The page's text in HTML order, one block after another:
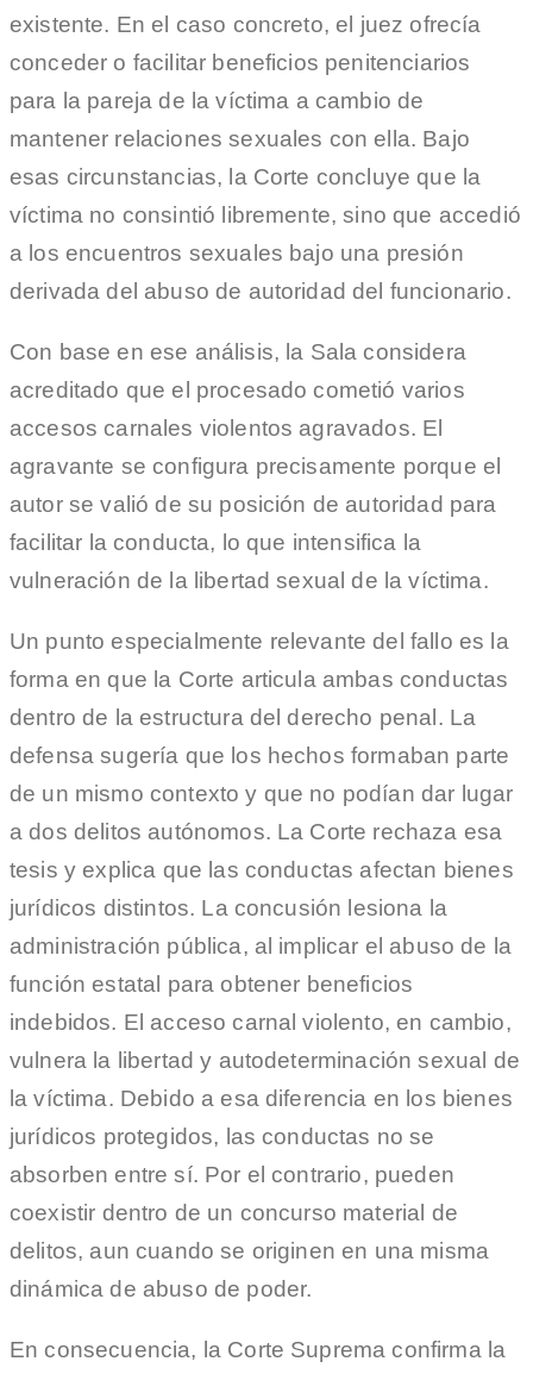
existente. En el caso concreto, el juez ofrecía
conceder o facilitar beneficios penitenciarios
para la pareja de la víctima a cambio de
mantener relaciones sexuales con ella. Bajo
esas circunstancias, la Corte concluye que la
víctima no consintió libremente, sino que accedió
a los encuentros sexuales bajo una presión
derivada del abuso de autoridad del funcionario.
Con base en ese análisis, la Sala considera
acreditado que el procesado cometió varios
accesos carnales violentos agravados. El
agravante se configura precisamente porque el
autor se valió de su posición de autoridad para
facilitar la conducta, lo que intensifica la
vulneración de la libertad sexual de la víctima.
Un punto especialmente relevante del fallo es la
forma en que la Corte articula ambas conductas
dentro de la estructura del derecho penal. La
defensa sugería que los hechos formaban parte
de un mismo contexto y que no podían dar lugar
a dos delitos autónomos. La Corte rechaza esa
tesis y explica que las conductas afectan bienes
jurídicos distintos. La concusión lesiona la
administración pública, al implicar el abuso de la
función estatal para obtener beneficios
indebidos. El acceso carnal violento, en cambio,
vulnera la libertad y autodeterminación sexual de
la víctima. Debido a esa diferencia en los bienes
jurídicos protegidos, las conductas no se
absorben entre sí. Por el contrario, pueden
coexistir dentro de un concurso material de
delitos, aun cuando se originen en una misma
dinámica de abuso de poder.
En consecuencia, la Corte Suprema confirma la